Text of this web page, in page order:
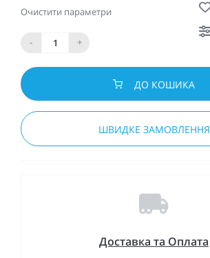
Очистити параметри
- +
ДО КОШИКА
ШВИДКЕ ЗАМОВЛЕННЯ
Доставка та Оплата